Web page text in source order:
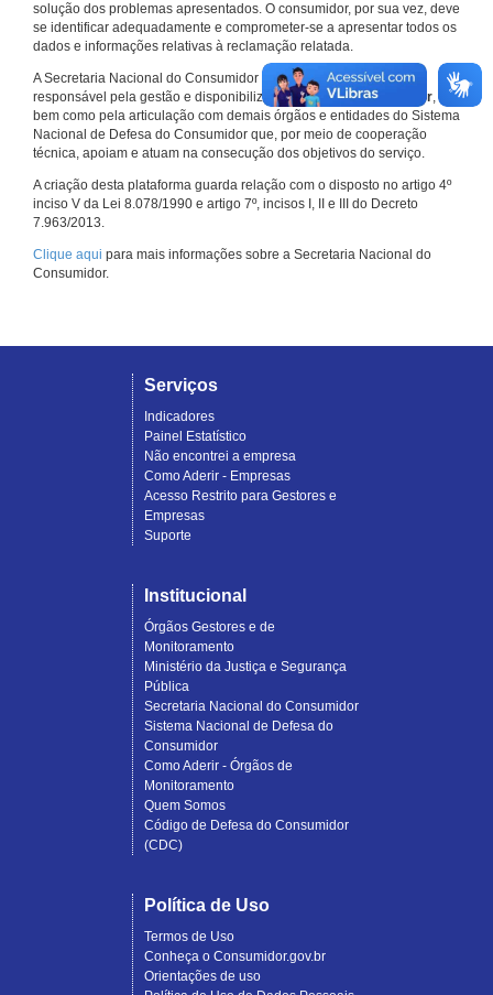
solução dos problemas apresentados. O consumidor, por sua vez, deve
se identificar adequadamente e comprometer-se a apresentar todos os
dados e informações relativas à reclamação relatada.
A Secretaria Nacional do Consumidor do Ministério da Justiça é a
responsável pela gestão e disponibilização doConsumidor.gov.br,
bem como pela articulação com demais órgãos e entidades do Sistema
Nacional de Defesa do Consumidor que, por meio de cooperação
técnica, apoiam e atuam na consecução dos objetivos do serviço.
A criação desta plataforma guarda relação com o disposto no artigo 4º
inciso V da Lei 8.078/1990 e artigo 7º, incisos I, II e III do Decreto
7.963/2013.
Clique aqui para mais informações sobre a Secretaria Nacional do
Consumidor.
Serviços
Indicadores
Painel Estatístico
Não encontrei a empresa
Como Aderir - Empresas
Acesso Restrito para Gestores e
Empresas
Suporte
Institucional
Órgãos Gestores e de
Monitoramento
Ministério da Justiça e Segurança
Pública
Secretaria Nacional do Consumidor
Sistema Nacional de Defesa do
Consumidor
Como Aderir - Órgãos de
Monitoramento
Quem Somos
Código de Defesa do Consumidor
(CDC)
Política de Uso
Termos de Uso
Conheça o Consumidor.gov.br
Orientações de uso